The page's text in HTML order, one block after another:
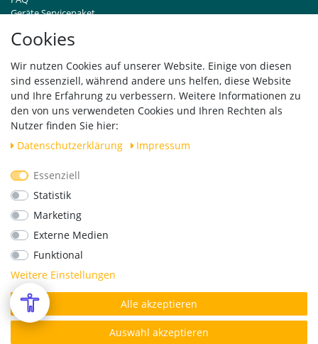
Cookies
Wir nutzen Cookies auf unserer Website. Einige von diesen
sind essenziell, während andere uns helfen, diese Website
und Ihre Erfahrung zu verbessern. Weitere Informationen zu
den von uns verwendeten Cookies und Ihren Rechten als
Nutzer finden Sie hier:
Daten­schutz­erklärung
Impressum
Essenziell
Statistik
Marketing
Externe Medien
Funktional
Weitere Einstellungen
Alle akzeptieren
Auswahl akzeptieren
Geräte Servicepaket
Händleranfragen B2B
Widerrufsrecht
Vertrag widerrufen
Versand
Geprüfte Sicherheit
*Alle Preise verstehen sich inkl. MwSt. zzgl. Versandkosten.
© Copyright 2026 | Alle Rechte vorbehalten.